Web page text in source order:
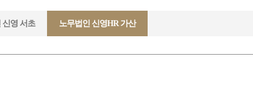
신영 서초 노무법인 신영HR 가산